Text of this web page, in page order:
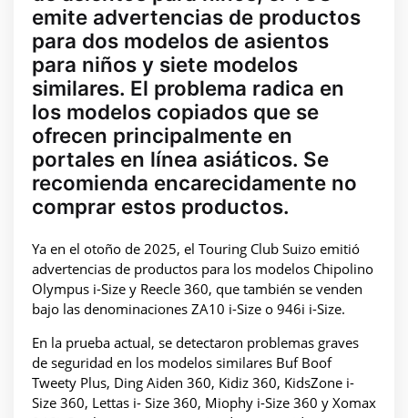
emite advertencias de productos
para dos modelos de asientos
para niños y siete modelos
similares. El problema radica en
los modelos copiados que se
ofrecen principalmente en
portales en línea asiáticos. Se
recomienda encarecidamente no
comprar estos productos.
Ya en el otoño de 2025, el Touring Club Suizo emitió
advertencias de productos para los modelos Chipolino
Olympus i-Size y Reecle 360, que también se venden
bajo las denominaciones ZA10 i-Size o 946i i-Size.
En la prueba actual, se detectaron problemas graves
de seguridad en los modelos similares Buf Boof
Tweety Plus, Ding Aiden 360, Kidiz 360, KidsZone i-
Size 360, Lettas i- Size 360, Miophy i-Size 360 y Xomax